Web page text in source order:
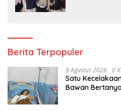
Berita Terpopuler
8 Agustus 2026 0
Satu
Bawan